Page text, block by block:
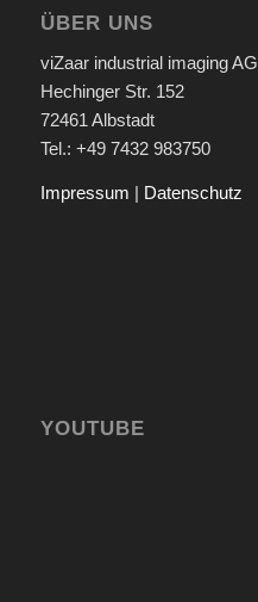
ÜBER UNS
viZaar industrial imaging AG
Hechinger Str. 152
72461 Albstadt
Tel.: +49 7432 983750
Impressum | Datenschutz
YOUTUBE